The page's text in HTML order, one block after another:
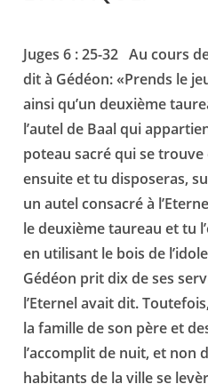
Juges 6 : 25-32 Au cours
dit à Gédéon: «Prends le
ainsi qu’un deuxième
l’autel de Baal qui
poteau sacré qui se
ensuite et tu disposeras,
un autel consacré à
le deuxième taureau et tu
en utilisant le bois de
Gédéon prit dix de ses
l’Eternel avait dit.
la famille de son père et
l’accomplit de nuit, et non
habitants de la ville se